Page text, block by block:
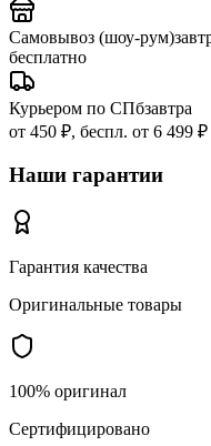
Самовывоз (шоу-рум)
бесплатно
Курьером по СПбзавтра
от 450 ₽, беспл. от 6 499 ₽
Наши гарантии
Гарантия качества
Оригинальные товары
100% оригинал
Сертифицировано